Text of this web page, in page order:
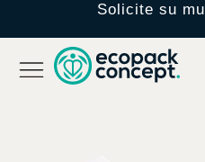
Solicite su